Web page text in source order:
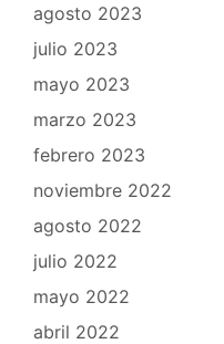
agosto 2023
julio 2023
mayo 2023
marzo 2023
febrero 2023
noviembre 2022
agosto 2022
julio 2022
mayo 2022
abril 2022